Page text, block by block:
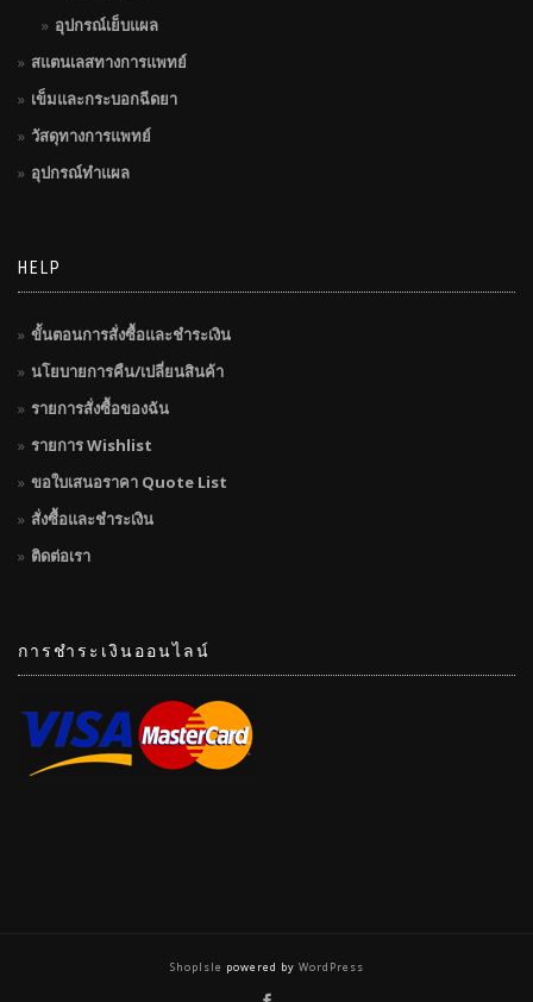
อุปกรณ์เย็บแผล
สแตนเลสทางการแพทย์
เข็มและกระบอกฉีดยา
วัสดุทางการแพทย์
อุปกรณ์ทำแผล
HELP
ขั้นตอนการสั่งซื้อและชำระเงิน
นโยบายการคืน/เปลี่ยนสินค้า
รายการสั่งซื้อของฉัน
รายการ Wishlist
ขอใบเสนอราคา Quote List
สั่งซื้อและชำระเงิน
ติดต่อเรา
การชำระเงินออนไลน์
ShopIsle powered by WordPress